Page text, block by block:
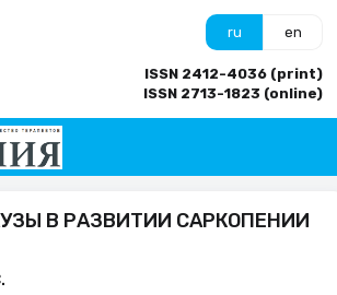
ru en
ISSN 2412-4036 (print)
ISSN 2713-1823 (online)
В РАЗВИТИИ САРКОПЕНИИ